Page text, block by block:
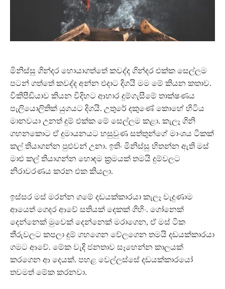
මිනිස්සු ගින්දර හොයාගත්තේ කවද්ද ගින්දර එක්ක සෙල්ලම
පටන් ගත්තේ කවද්ද අන්න එදාට දිගයි මම මේ කියන කතාව.
විකිපීඩියාව කියන විදිහට ආහාර දුම්ගැසීමේ තාක්ෂණය
පැලියොලිතික් යුගයට දිගයි. උතුරේ දකුණේ කොහේ හිටිය
මානවයා උනත් දුම් එක්ක මේ සෙල්ලම කළා. කැලෑ ගිනි
ගහනකොට ඒ දුමායනයට හසුවුණ සත්තුන්ගේ මාංශය ටිකක්
කල් තියාගන්න පුළුවන් උනා. ඉතිං මිනිස්සු හිතන්න ඇති මස්
මාළු කල් තියාගන්න හොඳම ක්‍රමයක් තමයි දුම්වලට
නිරාවරණය කරන එක කියලා.
ඉස්සර මස් මරන්න ගමේ දඩයක්කාරයා කැලෑ වැදුණාම
ආයෙත් ගෙදර ආවේ සතියක් දෙකක් ගිහිං. ගෝනෙක්
දෙන්නෙක් මුවෙක් දෙන්නෙක් මරාගෙන, ඒ මස් ටික
තීරුවලට කපලා දුම් ගහගෙන වේලගෙන තමයි දඩයක්කාරයා
ගමට ආවේ. මේක වැදි ජනතාව සෑහෙන්න කාලයක්
කරගෙන ආ දෙයක්. පහළ වෙල්ලස්සේ දඩයක්කාරයෝ
තවමත් මේක කරනවා.